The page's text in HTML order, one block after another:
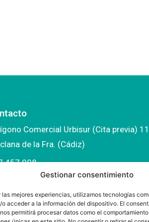
Gestionar consentimiento
las mejores experiencias, utilizamos tecnologías
o acceder a la información del dispositivo. El
permitirá procesar datos como el
Comercial Urbisur (Cita previa)
de la Fra. (Cádiz)
457 908